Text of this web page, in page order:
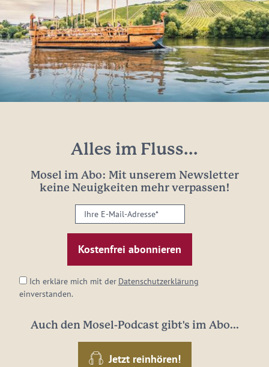
Alles im Fluss...
Mosel im Abo: Mit unserem Newsletter
keine Neuigkeiten mehr verpassen!
Ihre
E-
Mail-
Adresse:
Ich erkläre mich mit der Datenschutzerklärung
einverstanden.
Auch den Mosel-Podcast gibt's im Abo...
Jetzt reinhören!